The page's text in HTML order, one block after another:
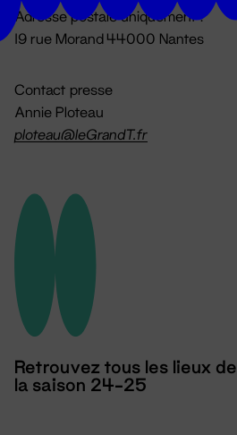
Adresse postale uniquement :
19 rue Morand 44000 Nantes
Contact presse
Annie Ploteau
ploteau@leGrandT.fr
Retrouvez tous les lieux de
la saison 24-25